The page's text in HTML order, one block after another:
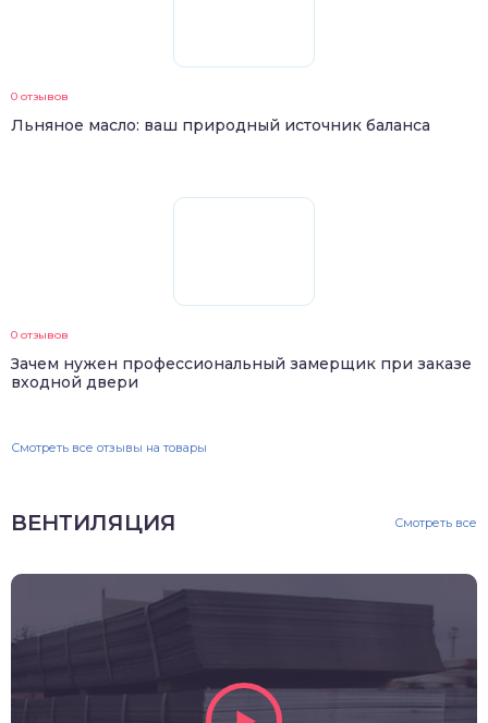
0 отзывов
Льняное масло: ваш природный источник баланса
0 отзывов
Зачем нужен профессиональный замерщик при заказе
входной двери
Смотреть все отзывы на товары
ВЕНТИЛЯЦИЯ Смотреть все